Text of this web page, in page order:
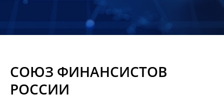
Материалы
СОЮЗ ФИНАНСИСТОВ
РОССИИ